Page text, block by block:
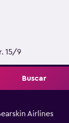
15/9
Buscar
Airlines